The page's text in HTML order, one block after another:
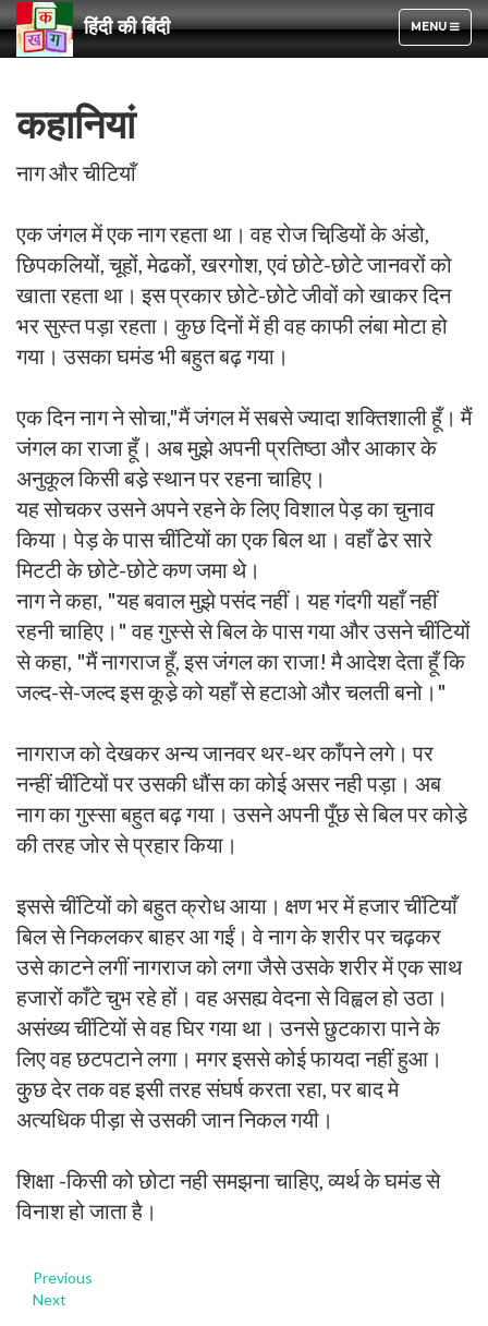
TOGGLE
NAVIGATION
MENU
हिंदी की बिंदी
कहानियां
नाग और चीटियाँ
एक जंगल में एक नाग रहता था। वह रोज चिडि़यों के अंडो,
छिपकलियों, चूहों, मेढकों, खरगोश, एवं छोटे-छोटे जानवरों को
खाता रहता था। इस प्रकार छोटे-छोटे जीवों को खाकर दिन
भर सुस्त पड़ा रहता। कुछ दिनों में ही वह काफी लंबा मोटा हो
गया। उसका घमंड भी बहुत बढ़ गया।
एक दिन नाग ने सोचा,"मैं जंगल में सबसे ज्यादा शक्तिशाली हूँ। मैं
जंगल का राजा हूँ। अब मुझे अपनी प्रतिष्ठा और आकार के
अनुकूल किसी बडे़ स्थान पर रहना चाहिए।
यह सोचकर उसने अपने रहने के लिए विशाल पेड़ का चुनाव
किया। पेड़ के पास चींटियों का एक बिल था। वहाँ ढेर सारे
मिटटी के छोटे-छोटे कण जमा थे।
नाग ने कहा, "यह बवाल मुझे पसंद नहीं। यह गंदगी यहाँ नहीं
रहनी चाहिए।" वह गुस्से से बिल के पास गया और उसने चींटियों
से कहा, "मैं नागराज हूँ, इस जंगल का राजा! मै आदेश देता हूँ कि
जल्द-से-जल्द इस कूडे़ को यहाँ से हटाओ और चलती बनो।"
नागराज को देखकर अन्य जानवर थर-थर काँपने लगे। पर
नन्हीं चींटियों पर उसकी धौंस का कोई असर नही पड़ा। अब
नाग का गुस्सा बहुत बढ़ गया। उसने अपनी पूँछ से बिल पर कोडे़
की तरह जोर से प्रहार किया।
इससे चींटियों को बहुत क्रोध आया। क्षण भर में हजार चींटियाँ
बिल से निकलकर बाहर आ गईं। वे नाग के शरीर पर चढ़कर
उसे काटने लगीं नागराज को लगा जैसे उसके शरीर में एक साथ
हजारों काँटे चुभ रहे हों। वह असह्य वेदना से विह्वल हो उठा।
असंख्य चींटियों से वह घिर गया था। उनसे छुटकारा पाने के
लिए वह छटपटाने लगा। मगर इससे कोई फायदा नहीं हुआ।
कुुछ देर तक वह इसी तरह संघर्ष करता रहा, पर बाद मे
अत्यधिक पीड़ा से उसकी जान निकल गयी।
शिक्षा -किसी को छोटा नही समझना चाहिए, व्यर्थ के घमंड से
विनाश हो जाता है।
Previous
Next